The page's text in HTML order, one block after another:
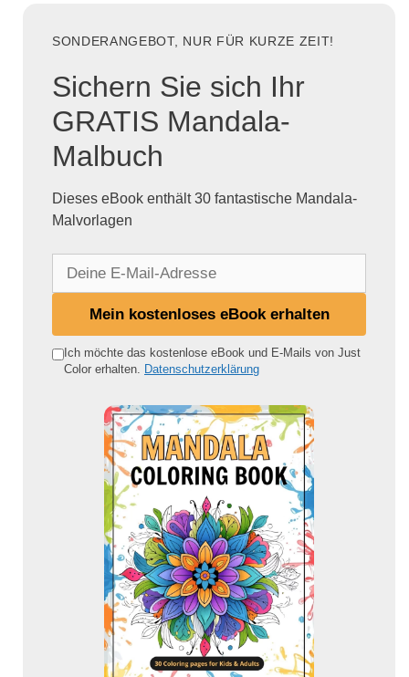
SONDERANGEBOT, NUR FÜR KURZE ZEIT!
Sichern Sie sich Ihr
GRATIS Mandala-
Malbuch
Dieses eBook enthält 30 fantastische Mandala-
Malvorlagen
e
Mein kostenloses eBook erhalten
Ich möchte das kostenlose eBook und E-Mails von Just
Color erhalten. Datenschutzerklärung